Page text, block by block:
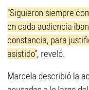
"Siguieron siempre
en cada audiencia
constancia, para
asistido", reveló.
Marcela describió la